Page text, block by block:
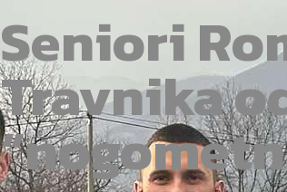
Seniori
Travnika